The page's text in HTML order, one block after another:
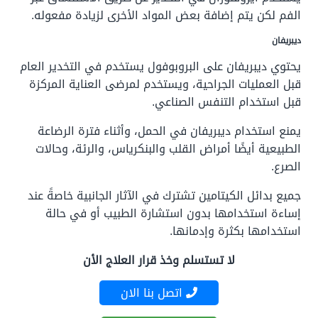
الفم لكن يتم إضافة بعض المواد الأخرى لزيادة مفعوله.
ديبريفان
يحتوي ديبريفان على البروبوفول يستخدم في التخدير العام
قبل العمليات الجراحية، ويستخدم لمرضى العناية المركزة
قبل استخدام التنفس الصناعي.
يمنع استخدام ديبريفان في الحمل، وأثناء فترة الرضاعة
الطبيعية أيضًا أمراض القلب والبنكرياس، والرئة، وحالات
الصرع.
جميع بدائل الكيتامين تشترك في الآثار الجانبية خاصةً عند
إساءة استخدامها بدون استشارة الطبيب أو في حالة
استخدامها بكثرة وإدمانها.
لا تستسلم وخذ قرار العلاج الأن
اتصل بنا الان